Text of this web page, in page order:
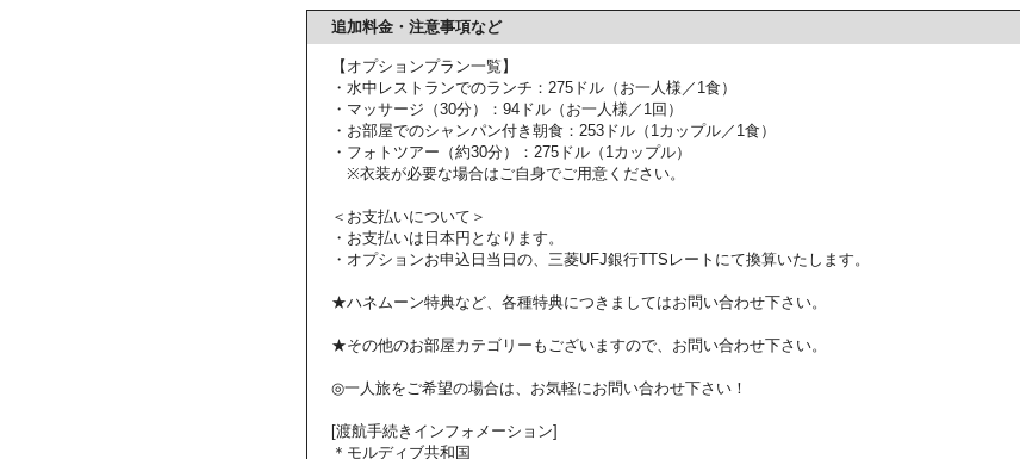
追加料金・注意事項など
【オプションプラン一覧】
・水中レストランでのランチ：275ドル（お一人様／1食）
・マッサージ（30分）：94ドル（お一人様／1回）
・お部屋でのシャンパン付き朝食：253ドル（1カップル／1食）
・フォトツアー（約30分）：275ドル（1カップル）
※衣装が必要な場合はご自身でご用意ください。
＜お支払いについて＞
・お支払いは日本円となります。
・オプションお申込日当日の、三菱UFJ銀行TTSレートにて換算いたします。
★ハネムーン特典など、各種特典につきましてはお問い合わせ下さい。
★その他のお部屋カテゴリーもございますので、お問い合わせ下さい。
◎一人旅をご希望の場合は、お気軽にお問い合わせ下さい！
[渡航手続きインフォメーション]
＊モルディブ共和国